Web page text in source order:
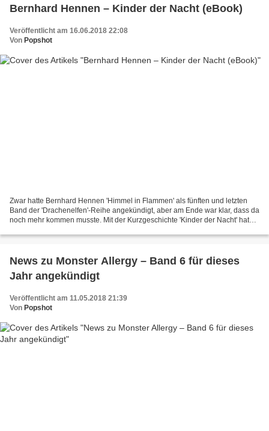
Bernhard Hennen – Kinder der Nacht (eBook)
Veröffentlicht am 16.06.2018 22:08
Von Popshot
Zwar hatte Bernhard Hennen 'Himmel in Flammen' als fünften und letzten
Band der 'Drachenelfen'-Reihe angekündigt, aber am Ende war klar, dass da
noch mehr kommen musste. Mit der Kurzgeschichte 'Kinder der Nacht' hat
News zu Monster Allergy – Band 6 für dieses
Jahr angekündigt
Veröffentlicht am 11.05.2018 21:39
Von Popshot